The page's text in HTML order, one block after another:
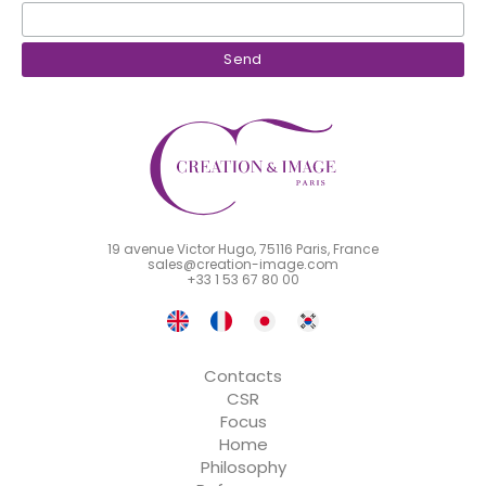
19 avenue Victor Hugo, 75116 Paris, France
sales@creation-image.com
+33 1 53 67 80 00
Contacts
CSR
Focus
Home
Philosophy